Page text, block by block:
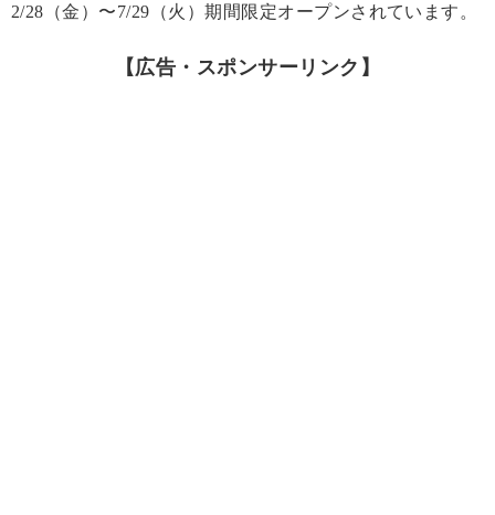
2/28（金）〜7/29（火）期間限定オープンされています。
【広告・スポンサーリンク】